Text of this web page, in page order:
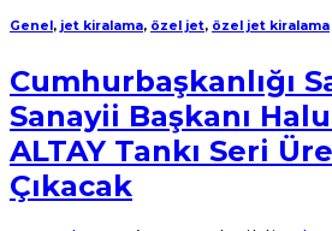
Genel , jet kiralama, özel jet, özel jet kiralama
Cumhurbaşkanlığı
Sanayii Başkanı
ALTAY Tankı Seri
Çıkacak